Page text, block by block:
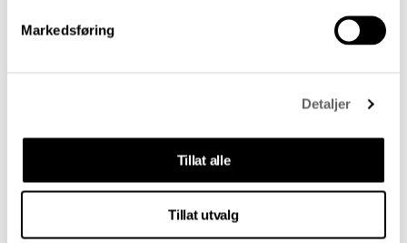
Markedsføring
Detaljer
Tillat alle
Tillat utvalg